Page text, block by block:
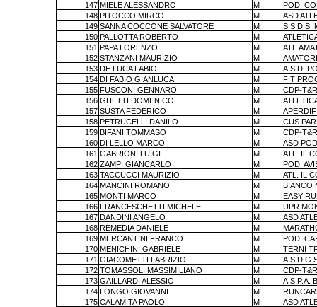
147 MIELE ALESSANDRO M
POD.
148 PITOCCO MIRCO M
ASD
149 SANNA COCCONE SALVATORE M
S.S.D.S.
150 PALLOTTA ROBERTO M
151 PAPA LORENZO M
152 STANZANI MAURIZIO M
153 DE LUCA FABIO M
A.S.D.
154 DI FABIO GIANLUCA M
FIT
155 FUSCONI GENNARO M
CDP-
156 GHETTI DOMENICO M
157 SUSTA FEDERICO M
158 PETRUCELLI DANILO M
CUS
159 BIFANI TOMMASO M
CDP-
160 DI LELLO MARCO M
ASD
161 GABRIONI LUIGI M
ATL. IL
162 ZAMPI GIANCARLO M
POD.
163 TACCUCCI MAURIZIO M
ATL. IL
164 MANCINI ROMANO M
BIANCO
165 MONTI MARCO M
EASY
166 FRANCESCHETTI MICHELE M
UPR
167 DANDINI ANGELO M
ASD
168 REMEDIA DANIELE M
169 MERCANTINI FRANCO M
POD.
170 MENICHINI GABRIELE M
TERNI
171 GIACOMETTI FABRIZIO M
172 TOMASSOLI MASSIMILIANO M
CDP-
173 GAILLARDI ALESSIO M
A.S.P.A.
174 LONGO GIOVANNI M
175 CALAMITA PAOLO M
ASD